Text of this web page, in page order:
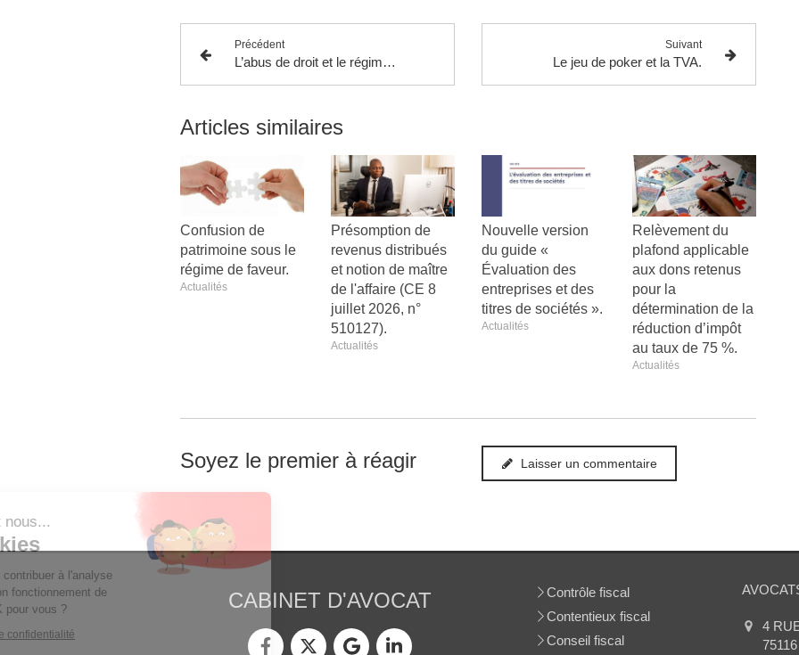
Précédent
L’abus de droit et le régime fiscal des sociétés mère-fille.
Suivant
Le jeu de poker et la TVA.
Articles similaires
Confusion de
patrimoine sous le
régime de faveur.
Actualités
Présomption de
revenus distribués
et notion de maître
de l'affaire (CE 8
juillet 2026, n°
510127).
Actualités
Nouvelle version
du guide «
Évaluation des
entreprises et des
titres de sociétés ».
Actualités
Relèvement du
plafond applicable
aux dons retenus
pour la
détermination de la
réduction d’impôt
au taux de 75 %.
Actualités
Soyez le premier à réagir Laisser un commentaire
CABINET D'AVOCAT
Contrôle fiscal
Contentieux fiscal
Conseil fiscal
4
75116
Bonjour c'est nous...
Les Cookies
Notre rôle est de contribuer à l'analyse
du trafic et au bon fonctionnement de
ce site. C'est OK pour vous ?
Lire la politique de confidentialité